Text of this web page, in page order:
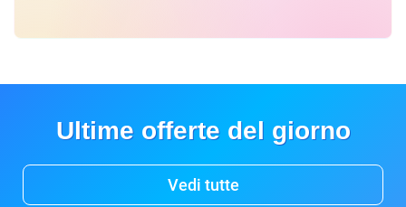
Ultime offerte del giorno
Vedi tutte